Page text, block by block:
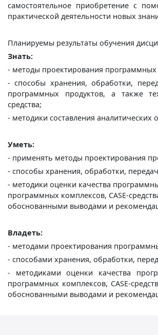
самостоятельное приобретение с
практической деятельности новых
Планируемы результаты обучения
Знать:
- методы проектирования программных
- способы хранения, обработки,
программных продуктов, а также
средства;
- методики составления
Уметь:
- применять методы проектирования
- способы хранения, обработки,
- методики оценки качества
программных комплексов, CASE-
обоснованными выводами и
Владеть:
- методами проектирования
- способами хранения, обработки,
- методиками оценки качества
программных комплексов, CASE-
обоснованными выводами и